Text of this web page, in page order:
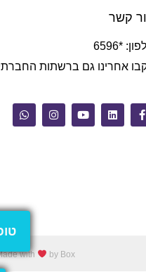
קשר
*6596
אחרינו גם ברשתות
with by Box